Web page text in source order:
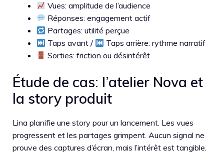
Vues: amplitude de l’audience
Réponses: engagement actif
Partages: utilité perçue
Taps avant /
Taps arrière: rythme narratif
Sorties: friction ou désintérêt
Étude de cas: l’atelier Nova et
la story produit
Lina planifie une story pour un lancement. Les vues
progressent et les partages grimpent. Aucun signal ne
prouve des captures d’écran, mais l’intérêt est tangible.